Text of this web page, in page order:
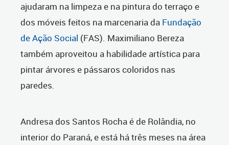
ajudaram na limpeza e na pintura do terraço e
dos móveis feitos na marcenaria da Fundação
de Ação Social (FAS). Maximiliano Bereza
também aproveitou a habilidade artística para
pintar árvores e pássaros coloridos nas
paredes.
Andresa dos Santos Rocha é de Rolândia, no
interior do Paraná, e está há três meses na área